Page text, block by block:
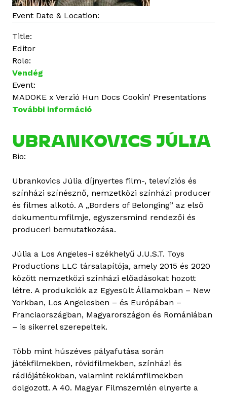
a
t
Event Date & Location:
Title:
Editor
Role:
Vendég
Event:
MADOKE x Verzió Hun Docs Cookin’ Presentations
További információ
s
z
“
P
a
m
a
s
”
H
a
r
g
i
t
a
i
t
UBRANKOVICS JÚLIA
Bio:
Ubrankovics Júlia díjnyertes film-, televíziós és
színházi színésznő, nemzetközi színházi producer
és filmes alkotó. A „Borders of Belonging” az első
dokumentumfilmje, egyszersmind rendezői és
produceri bemutatkozása.
Júlia a Los Angeles-i székhelyű J.U.S.T. Toys
Productions LLC társalapítója, amely 2015 és 2020
között nemzetközi színházi előadásokat hozott
létre. A produkciók az Egyesült Államokban – New
Yorkban, Los Angelesben – és Európában –
Franciaországban, Magyarországon és Romániában
– is sikerrel szerepeltek.
Több mint húszéves pályafutása során
játékfilmekben, rövidfilmekben, színházi és
rádiójátékokban, valamint reklámfilmekben
dolgozott. A 40. Magyar Filmszemlén elnyerte a